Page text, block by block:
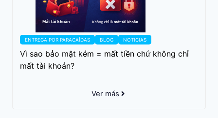
ENTREGA POR PARACAÍDAS BLOG NOTICIAS
Vì sao bảo mật kém = mất tiền chứ không chỉ
mất tài khoản?
Ver más